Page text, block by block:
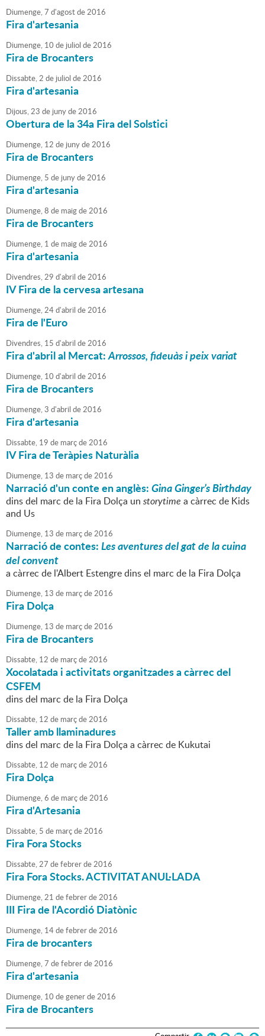
Diumenge,7 d'agostde2016
Fira d'artesania
Diumenge, 10 de juliol de2016
Fira de Brocanters
Dissabte,2 de juliol de2016
Fira d'artesania
Dijous,23 de junyde2016
Obertura de la 34a Fira del Solstici
Diumenge, 12 de junyde2016
Fira de Brocanters
Diumenge, 5 de junyde2016
Fira d'artesania
Diumenge,8 de maigde2016
Fira de Brocanters
Diumenge, 1 de maigde2016
Fira d'artesania
Divendres,29 d'abril de2016
IV Fira de la cervesa artesana
Diumenge,24d'abril de2016
Fira de l'Euro
Divendres, 15 d'abril de2016
Fira d'abril al Mercat:Arrossos, fideuàs i peix variat
Diumenge, 10 d'abril de2016
Fira de Brocanters
Diumenge,3 d'abril de2016
Fira d'artesania
Dissabte, 19 de marçde2016
IV Fira de Teràpies Naturàlia
Diumenge, 13 de marçde2016
Narració d'un conte en anglès:Gina Ginger’s Birthday
dins del marc de la Fira Dolça un storytime a càrrec de Kids
and Us
Diumenge, 13 de marçde2016
Narració de contes:Les aventures del gat de la cuina
del convent
a càrrec de l'Albert Estengre dins el marc de la Fira Dolça
Diumenge, 13 de marçde2016
Fira Dolça
Diumenge, 13 de marçde2016
Fira de Brocanters
Dissabte, 12 de marçde2016
Xocolatada i activitats organitzades a càrrec del
CSFEM
dins del marc de la Fira Dolça
Dissabte, 12 de marçde2016
Taller amb llaminadures
dins del marc de la Fira Dolça a càrrec de Kukutai
Dissabte, 12 de marçde2016
Fira Dolça
Diumenge,6 de marçde2016
Fira d'Artesania
Dissabte, 5 de marçde2016
Fira Fora Stocks
Dissabte,27 defebrerde2016
Fira Fora Stocks. ACTIVITAT ANUL·LADA
Diumenge,21 defebrerde2016
III Fira de l'Acordió Diatònic
Diumenge, 14defebrerde2016
Fira de brocanters
Diumenge,7 defebrerde2016
Fira d'artesania
Diumenge, 10 degenerde2016
Fira de Brocanters